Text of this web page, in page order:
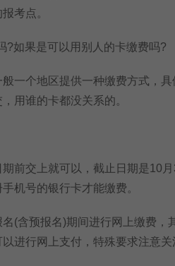
考点。
果是可以用别人的卡缴费吗?
个地区提供一种缴费方式，具
用谁的卡都没关系的。
交上就可以，截止日期是10月
机号的银行卡才能缴费。
含预报名)期间进行网上缴费，
进行网上支付，特殊要求注意关